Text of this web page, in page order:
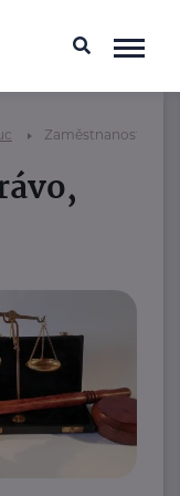
Zaměstnanost,